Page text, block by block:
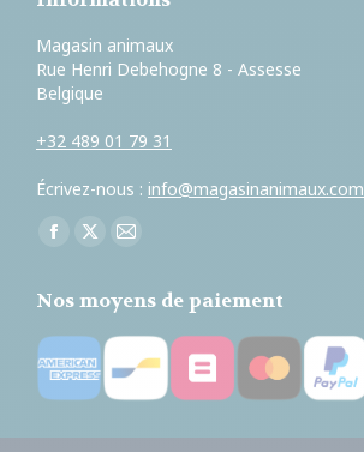
Magasin animaux
Rue Henri Debehogne 8 - Assesse
Belgique
+32 489 01 79 31
Écrivez-nous : info@magasinanimaux.com
Trouvez nous sur :
Facebook
opens
in
new
window
X
opens
in
new
window
E-
page
opens
in
new
Nos moyens de paiement